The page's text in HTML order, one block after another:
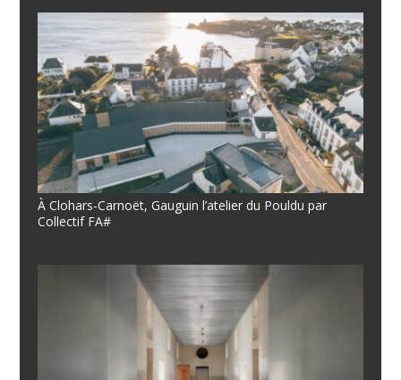
À Clohars-Carnoët, Gauguin l’atelier du Pouldu par
Collectif FA#